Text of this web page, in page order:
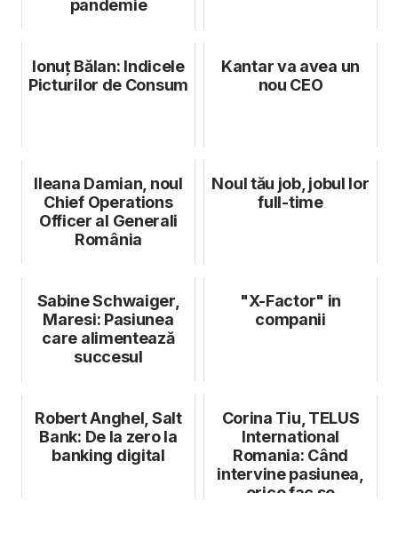
pandemie
Ionuț Bălan: Indicele
Picturilor de Consum
Kantar va avea un
nou CEO
Ileana Damian, noul
Chief Operations
Officer al Generali
România
Noul tău job, jobul lor
full-time
Sabine Schwaiger,
Maresi: Pasiunea
care alimentează
succesul
"X-Factor" in
companii
Robert Anghel, Salt
Bank: De la zero la
banking digital
Corina Tiu, TELUS
International
Romania: Când
intervine pasiunea,
orice fac se